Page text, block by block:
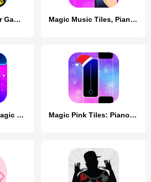
Wild Black Panther Games Magic Music Tiles, Piano Tiles
Pop Piano Fire : Magic Tiles 2 Magic Pink Tiles: Piano Game